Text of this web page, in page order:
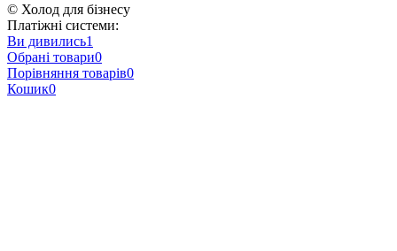
© Холод для бізнесу
Платіжні системи:
Ви дивились1
Обрані товари0
Порівняння товарів0
Кошик0